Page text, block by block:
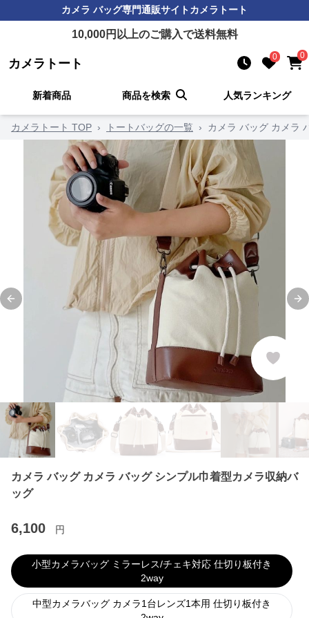
カメラ バッグ専門通販サイトカメラトート
10,000円以上のご購入で送料無料
カメラトート 0 0
新着商品 商品を検索 人気ランキング
カメラトート TOP › トートバッグの一覧 › カメラ バッグ カメラ
Previous slide
カメラ バッグ カメラ バッグ シンプル巾着型カメラ収納バ
ッグ
6,100 円
小型カメラバッグ ミラーレス/チェキ対応 仕切り板付き
2way
中型カメラバッグ カメラ1台レンズ1本用 仕切り板付き